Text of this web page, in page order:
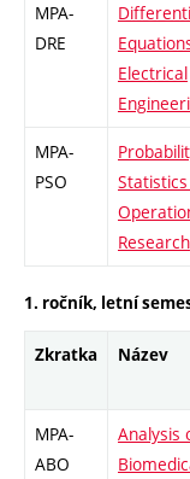
MPA-
DRE
Electrical
MPA-
PSO
Research
1. ročník, letní
Zkratka Název
MPA-
ABO
Analysis